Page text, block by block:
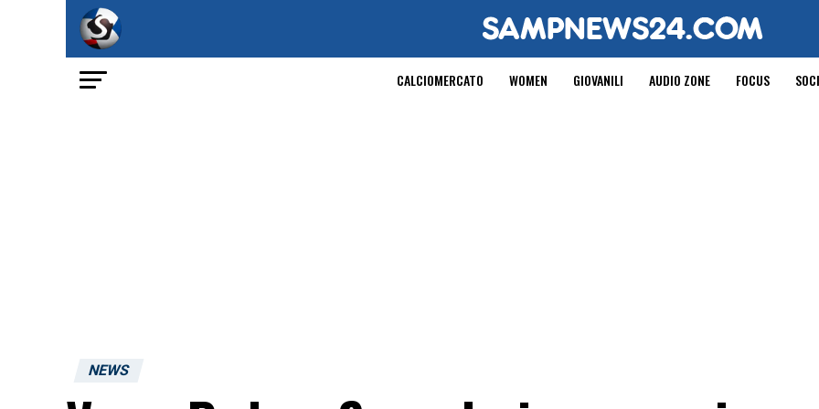
CALCIOMERCATO WOMEN GIOVANILI AUDIO ZONE FOCUS
NEWS